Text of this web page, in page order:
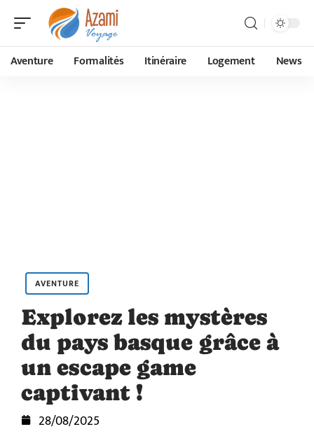
Aventure Formalités Itinéraire Logement News
AVENTURE
Explorez les mystères
du pays basque grâce à
un escape game
captivant !
28/08/2025